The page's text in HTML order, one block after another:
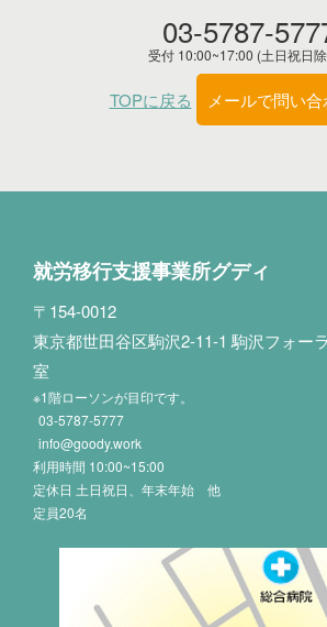
03-5787-
受付 10:00~17:00 (土日祝日
TOPに戻る メールで問い
就労移行支援事業所グディ
〒154-0012
東京都世田谷区駒沢2-11-1 駒沢フォー
室
※1階ローソンが目印です。
03-5787-5777
info@goody.work
利用時間 10:00~15:00
定休日 土日祝日、年末年始 他
定員20名